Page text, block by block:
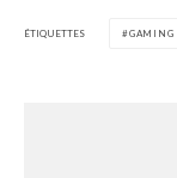
ÉTIQUETTES GAMING